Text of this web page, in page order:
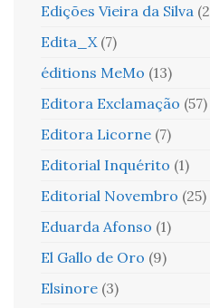
Edições Vieira da Silva
Edita_X (7)
éditions MeMo (13)
Editora Exclamação (57)
Editora Licorne (7)
Editorial Inquérito (1)
Editorial Novembro (25)
Eduarda Afonso (1)
El Gallo de Oro (9)
Elsinore (3)